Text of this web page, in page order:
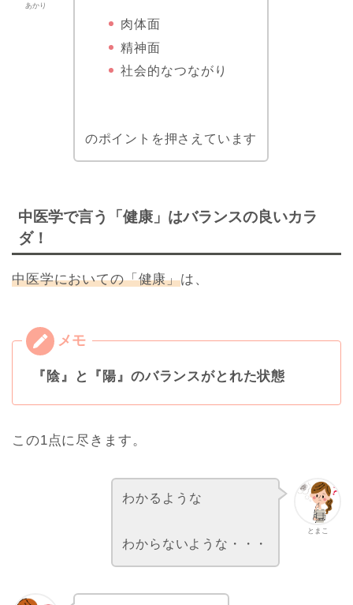
あかり
肉体面
精神面
社会的なつながり
のポイントを押さえています
中医学で言う「健康」はバランスの良いカラ
ダ！
中医学においての「健康」は、
『陰』と『陽』のバランスがとれた状態
この1点に尽きます。
とまこ
わかるような
わからないような・・・